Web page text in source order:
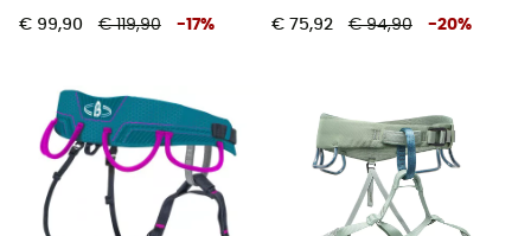
€ 99,90 € 119,90 -17% € 75,92 € 94,90 -20%